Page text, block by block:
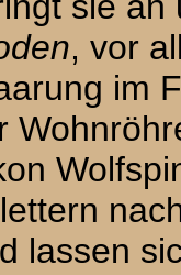
, vor
im
lassen